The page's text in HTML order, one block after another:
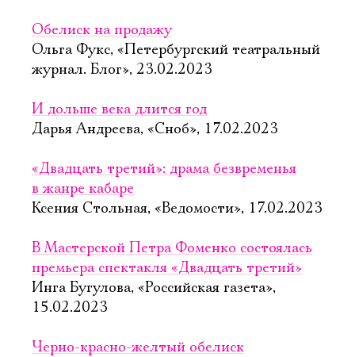
Обелиск на продажу
Ольга Фукс, «Петербургский театральный
журнал. Блог», 23.02.2023
И дольше века длится год
Дарья Андреева, «Сноб», 17.02.2023
«Двадцать третий»: драма безвременья
в жанре кабаре
Ксения Стольная, «Ведомости», 17.02.2023
В Мастерской Петра Фоменко состоялась
премьера спектакля «Двадцать третий»
Инга Бугулова, «Российская газета»,
15.02.2023
Черно-красно-желтый обелиск